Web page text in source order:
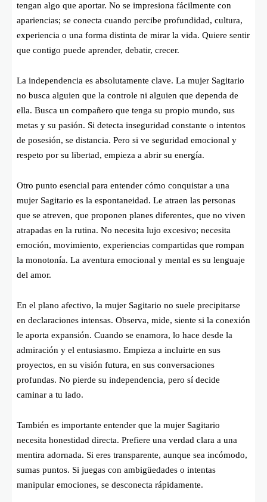
tengan algo que aportar. No se impresiona fácilmente con
apariencias; se conecta cuando percibe profundidad, cultura,
experiencia o una forma distinta de mirar la vida. Quiere sentir
que contigo puede aprender, debatir, crecer.
La independencia es absolutamente clave. La mujer Sagitario
no busca alguien que la controle ni alguien que dependa de
ella. Busca un compañero que tenga su propio mundo, sus
metas y su pasión. Si detecta inseguridad constante o intentos
de posesión, se distancia. Pero si ve seguridad emocional y
respeto por su libertad, empieza a abrir su energía.
Otro punto esencial para entender cómo conquistar a una
mujer Sagitario es la espontaneidad. Le atraen las personas
que se atreven, que proponen planes diferentes, que no viven
atrapadas en la rutina. No necesita lujo excesivo; necesita
emoción, movimiento, experiencias compartidas que rompan
la monotonía. La aventura emocional y mental es su lenguaje
del amor.
En el plano afectivo, la mujer Sagitario no suele precipitarse
en declaraciones intensas. Observa, mide, siente si la conexión
le aporta expansión. Cuando se enamora, lo hace desde la
admiración y el entusiasmo. Empieza a incluirte en sus
proyectos, en su visión futura, en sus conversaciones
profundas. No pierde su independencia, pero sí decide
caminar a tu lado.
También es importante entender que la mujer Sagitario
necesita honestidad directa. Prefiere una verdad clara a una
mentira adornada. Si eres transparente, aunque sea incómodo,
sumas puntos. Si juegas con ambigüedades o intentas
manipular emociones, se desconecta rápidamente.